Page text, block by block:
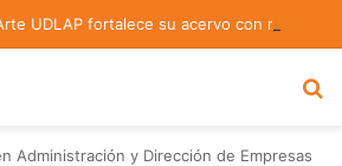
Administración y Dirección de Empresas